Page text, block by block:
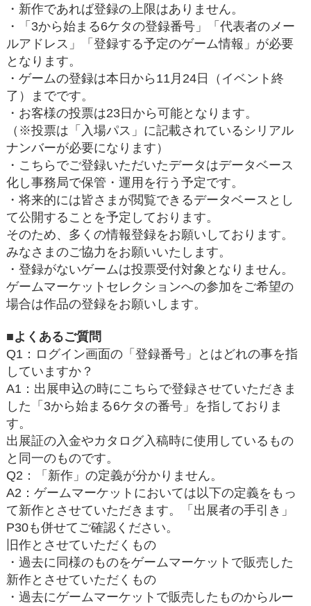
・新作であれば登録の上限はありません。
・「3から始まる6ケタの登録番号」「代表者のメー
ルアドレス」「登録する予定のゲーム情報」が必要
となります。
・ゲームの登録は本日から11月24日（イベント終
了）までです。
・お客様の投票は23日から可能となります。
（※投票は「入場パス」に記載されているシリアル
ナンバーが必要になります）
・こちらでご登録いただいたデータはデータベース
化し事務局で保管・運用を行う予定です。
・将来的には皆さまが閲覧できるデータベースとし
て公開することを予定しております。
そのため、多くの情報登録をお願いしております。
みなさまのご協力をお願いいたします。
・登録がないゲームは投票受付対象となりません。
ゲームマーケットセレクションへの参加をご希望の
場合は作品の登録をお願いします。
■よくあるご質問
Q1：ログイン画面の「登録番号」とはどれの事を指
していますか？
A1：出展申込の時にこちらで登録させていただきま
した「3から始まる6ケタの番号」を指しておりま
す。
出展証の入金やカタログ入稿時に使用しているもの
と同一のものです。
Q2：「新作」の定義が分かりません。
A2：ゲームマーケットにおいては以下の定義をもっ
て新作とさせていただきます。「出展者の手引き」
P30も併せてご確認ください。
旧作とさせていただくもの
・過去に同様のものをゲームマーケットで販売した
新作とさせていただくもの
・過去にゲームマーケットで販売したものからルー